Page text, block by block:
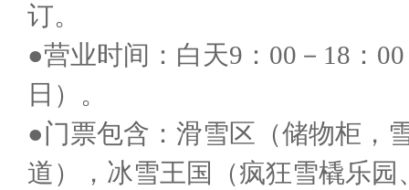
订。
●营业时间：白天9：00－18：
日）。
●门票包含：滑雪区（储物柜，
道），冰雪王国（疯狂雪橇乐